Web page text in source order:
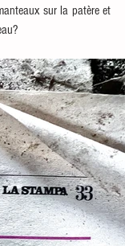
sur la patère et